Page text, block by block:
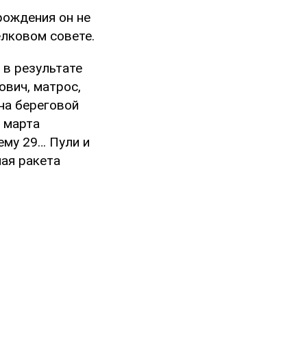
он не
совете.
результате
матрос,
береговой
марта
29… Пули и
ракета